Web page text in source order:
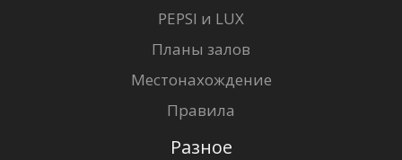
PEPSI и LUX
Планы залов
Местонахождение
Правила
Разное